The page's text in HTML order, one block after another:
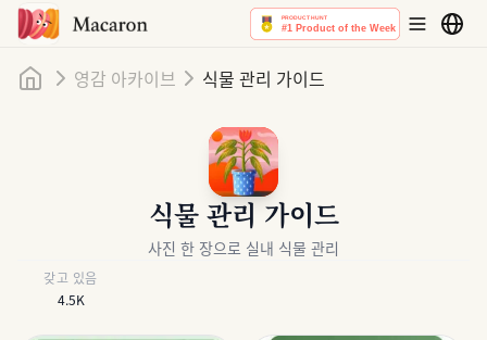
홈 영감 아카이브 식물 관리 가이드
식물 관리 가이드
사진 한 장으로 실내 식물 관리
갖고 있음
4.5K